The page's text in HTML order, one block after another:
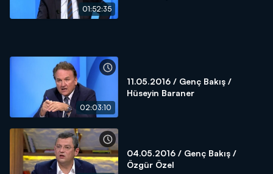
01:52:35
02:03:10
11.05.2016 / Genç Bakış /
Hüseyin Baraner
04.05.2016 / Genç Bakış /
Özgür Özel